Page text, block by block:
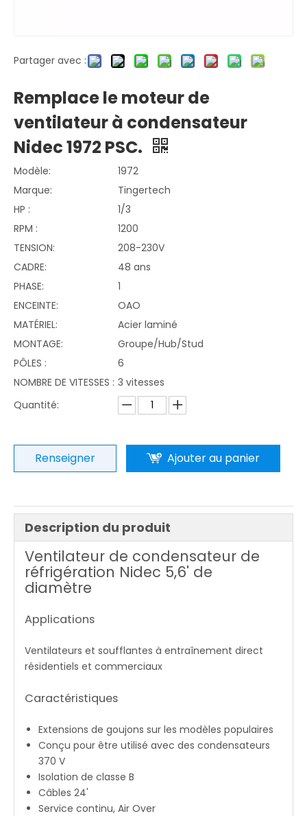
Partager avec :
Remplace le moteur de
ventilateur à condensateur
Nidec 1972 PSC.
Modèle:
1972
Marque:
Tingertech
HP :
1/3
RPM :
1200
TENSION:
208-230V
CADRE:
48 ans
PHASE:
1
ENCEINTE:
OAO
MATÉRIEL:
Acier laminé
MONTAGE:
Groupe/Hub/Stud
PÔLES :
6
NOMBRE DE VITESSES : 3 vitesses
Quantité:
Renseigner Ajouter au panier
Description du produit
Ventilateur de condensateur de
réfrigération Nidec 5,6' de
diamètre
Applications
Ventilateurs et soufflantes à entraînement direct
résidentiels et commerciaux
Caractéristiques
Extensions de goujons sur les modèles populaires
Conçu pour être utilisé avec des condensateurs
370 V
Isolation de classe B
Câbles 24'
Service continu, Air Over